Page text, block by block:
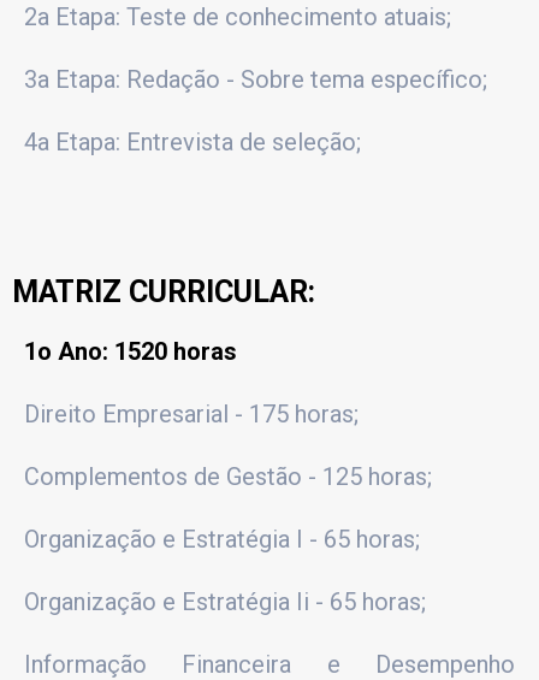
2a Etapa: Teste de conhecimento atuais;
3a Etapa: Redação - Sobre tema específico;
4a Etapa: Entrevista de seleção;
MATRIZ CURRICULAR:
1o Ano: 1520 horas
Direito Empresarial - 175 horas;
Complementos de Gestão - 125 horas;
Organização e Estratégia I - 65 horas;
Organização e Estratégia Ii - 65 horas;
Informação Financeira e Desempenho